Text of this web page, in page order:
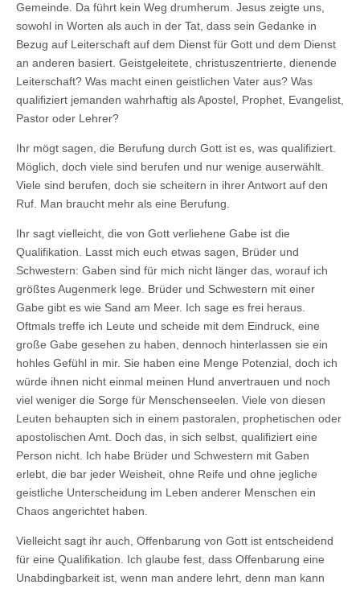
Gemeinde. Da führt kein Weg drumherum. Jesus zeigte uns,
sowohl in Worten als auch in der Tat, dass sein Gedanke in
Bezug auf Leiterschaft auf dem Dienst für Gott und dem Dienst
an anderen basiert. Geistgeleitete, christuszentrierte, dienende
Leiterschaft? Was macht einen geistlichen Vater aus? Was
qualifiziert jemanden wahrhaftig als Apostel, Prophet, Evangelist,
Pastor oder Lehrer?
Ihr mögt sagen, die Berufung durch Gott ist es, was qualifiziert.
Möglich, doch viele sind berufen und nur wenige auserwählt.
Viele sind berufen, doch sie scheitern in ihrer Antwort auf den
Ruf. Man braucht mehr als eine Berufung.
Ihr sagt vielleicht, die von Gott verliehene Gabe ist die
Qualifikation. Lasst mich euch etwas sagen, Brüder und
Schwestern: Gaben sind für mich nicht länger das, worauf ich
größtes Augenmerk lege. Brüder und Schwestern mit einer
Gabe gibt es wie Sand am Meer. Ich sage es frei heraus.
Oftmals treffe ich Leute und scheide mit dem Eindruck, eine
große Gabe gesehen zu haben, dennoch hinterlassen sie ein
hohles Gefühl in mir. Sie haben eine Menge Potenzial, doch ich
würde ihnen nicht einmal meinen Hund anvertrauen und noch
viel weniger die Sorge für Menschenseelen. Viele von diesen
Leuten behaupten sich in einem pastoralen, prophetischen oder
apostolischen Amt. Doch das, in sich selbst, qualifiziert eine
Person nicht. Ich habe Brüder und Schwestern mit Gaben
erlebt, die bar jeder Weisheit, ohne Reife und ohne jegliche
geistliche Unterscheidung im Leben anderer Menschen ein
Chaos angerichtet haben.
Vielleicht sagt ihr auch, Offenbarung von Gott ist entscheidend
für eine Qualifikation. Ich glaube fest, dass Offenbarung eine
Unabdingbarkeit ist, wenn man andere lehrt, denn man kann